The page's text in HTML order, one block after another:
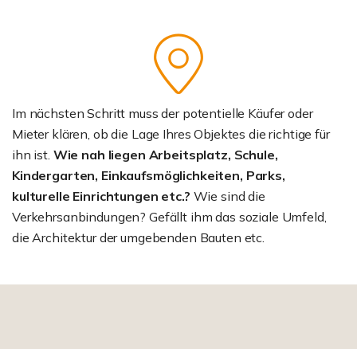
Im nächsten Schritt muss der potentielle Käufer oder
Mieter klären, ob die Lage Ihres Objektes die richtige für
ihn ist. Wie nah liegen Arbeitsplatz, Schule,
Kindergarten, Einkaufsmöglichkeiten, Parks,
kulturelle Einrichtungen etc.? Wie sind die
Verkehrsanbindungen? Gefällt ihm das soziale Umfeld,
die Architektur der umgebenden Bauten etc.